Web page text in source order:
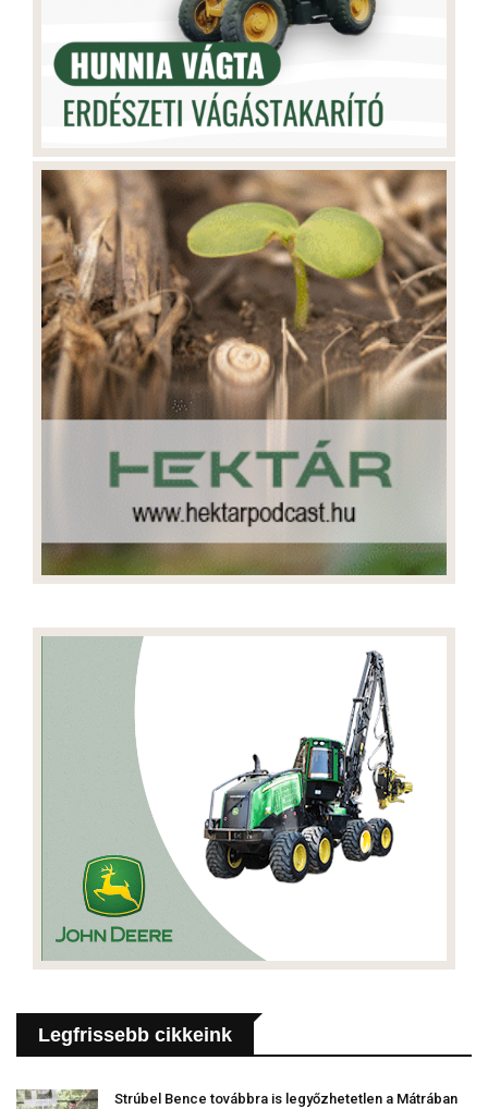
Legfrissebb cikkeink
Strúbel Bence továbbra is legyőzhetetlen a Mátrában